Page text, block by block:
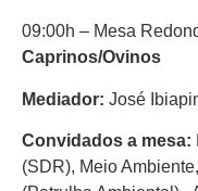
09:00h – Mesa
Caprinos/Ovinos
Mediador: José
Convidados a mesa:
(SDR), Meio